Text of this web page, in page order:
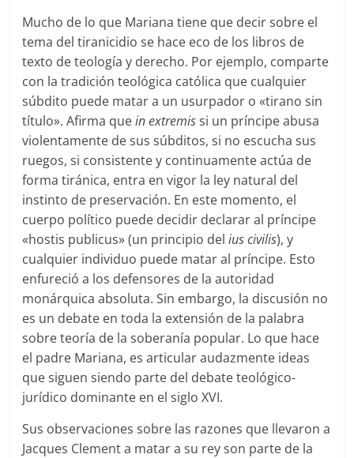
Mucho de lo que Mariana tiene que decir sobre el
tema del tiranicidio se hace eco de los libros de
texto de teología y derecho. Por ejemplo, comparte
con la tradición teológica católica que cualquier
súbdito puede matar a un usurpador o «tirano sin
título». Afirma quein extremissi un príncipe abusa
violentamente de sus súbditos, si no escucha sus
ruegos, si consistente y continuamente actúa de
forma tiránica, entra en vigor la ley natural del
instinto de preservación. En este momento, el
cuerpo político puede decidir declarar al príncipe
«hostis publicus» (un principio delius civilis), y
cualquier individuo puede matar al príncipe. Esto
enfureció a los defensores de la autoridad
monárquica absoluta. Sin embargo, la discusión no
es un debate en toda la extensión de la palabra
sobre teoría de la soberanía popular. Lo que hace
el padre Mariana, es articular audazmente ideas
que siguen siendo parte del debate teológico-
jurídico dominante en el siglo XVI.
Sus observaciones sobre las razones que llevaron a
Jacques Clement a matar a su rey son parte de la